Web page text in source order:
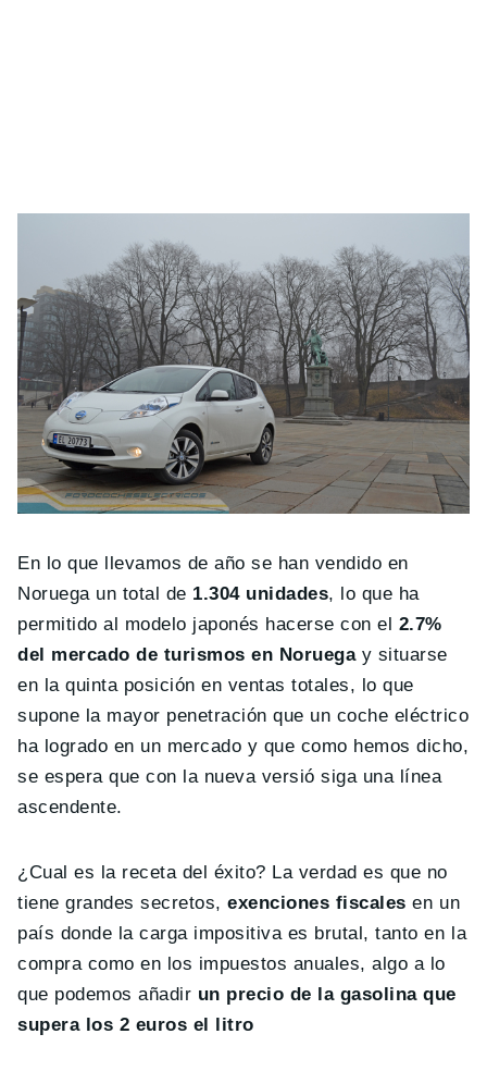
En lo que llevamos de año se han vendido en
Noruega un total de 1.304 unidades, lo que ha
permitido al modelo japonés hacerse con el 2.7%
del mercado de turismos en Noruegay situarse
en la quinta posición en ventas totales, lo que
supone la mayor penetración que un coche eléctrico
ha logrado en un mercado y que como hemos dicho,
se espera que con la nueva versió siga una línea
ascendente.
¿Cual es la receta del éxito? La verdad es que no
tiene grandes secretos,exenciones fiscales en un
país donde la carga impositiva es brutal, tanto en la
compra como en los impuestos anuales, algo a lo
que podemos añadir un precio de la gasolina que
supera los 2 euros el litro